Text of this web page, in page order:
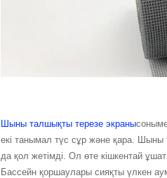
Шыны талшықты терезе экраны
екі танымал түс сұр және қара. Шыны
да қол жетімді. Ол өте кішкентай
Бассейн қоршаулары сияқты үлкен